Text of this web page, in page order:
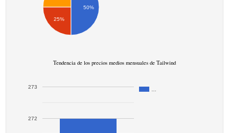
25%
50%
Tendencia de los precios medios mensuales de Tailwind
272
273